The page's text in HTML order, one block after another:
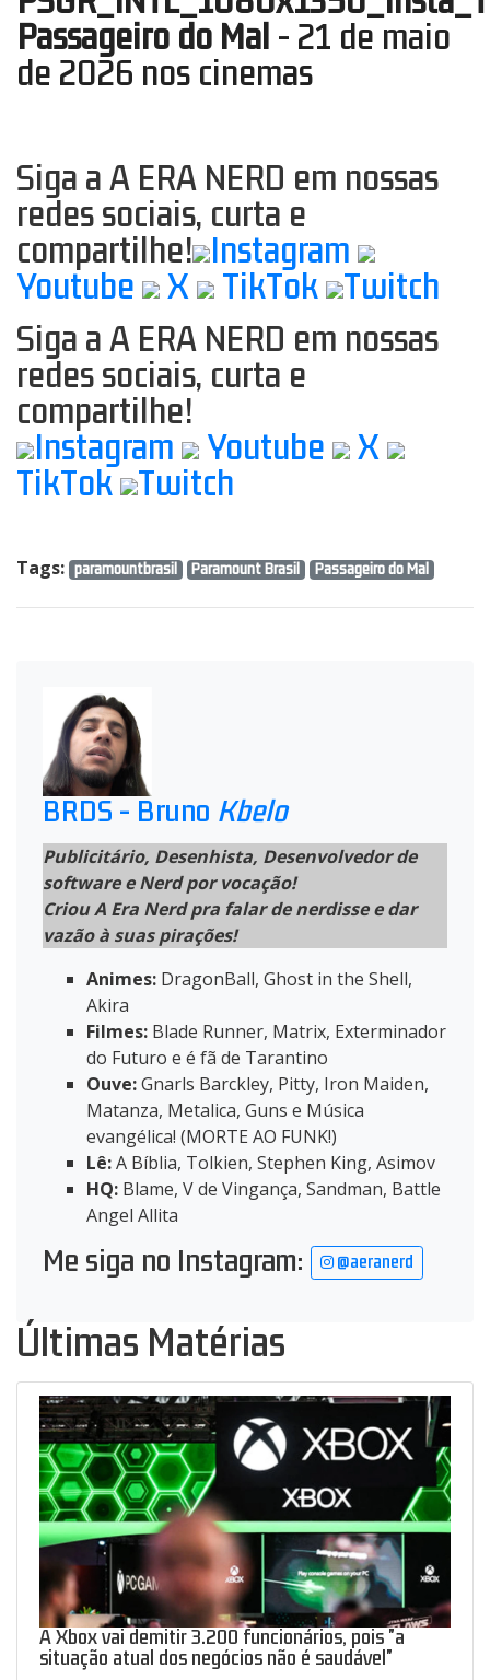
Passageiro do Mal - 21 de maio
de 2026 nos cinemas
Siga a A ERA NERD em nossas
redes sociais, curta e
compartilhe! Instagram
Youtube X TikTok Twitch
Siga a A ERA NERD em nossas
redes sociais, curta e
compartilhe!
Instagram Youtube X
TikTok Twitch
Tags: paramountbrasil Paramount Brasil Passageiro do Mal
BRDS - Bruno Kbelo
Publicitário, Desenhista, Desenvolvedor de
software e Nerd por vocação!
Criou A Era Nerd pra falar de nerdisse e dar
vazão à suas pirações!
Animes: DragonBall, Ghost in the Shell,
Akira
Filmes: Blade Runner, Matrix, Exterminador
do Futuro e é fã de Tarantino
Ouve:Gnarls Barckley, Pitty, Iron Maiden,
Matanza, Metalica, Guns e Música
evangélica! (MORTE AO FUNK!)
Lê:A Bíblia, Tolkien, Stephen King, Asimov
HQ: Blame, V de Vingança, Sandman, Battle
Angel Allita
Me siga no Instagram: @aeranerd
Últimas Matérias
A Xbox vai demitir 3.200 funcionários, pois "a
situação atual dos negócios não é saudável"